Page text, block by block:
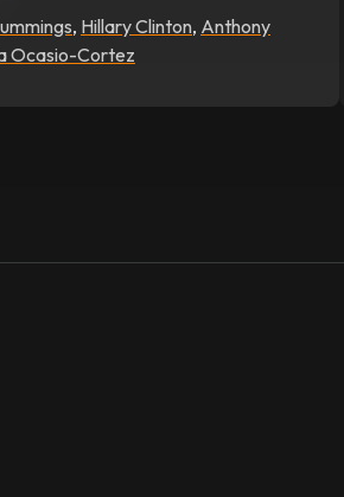
, Hillary Clinton, Anthony
Ocasio-Cortez